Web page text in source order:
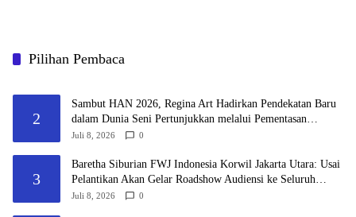
Pilihan Pembaca
2
Sambut HAN 2026, Regina Art Hadirkan Pendekatan Baru
dalam Dunia Seni Pertunjukkan melalui Pementasan
Fantasy Land
Juli 8, 2026 0
3
Baretha Siburian FWJ Indonesia Korwil Jakarta Utara: Usai
Pelantikan Akan Gelar Roadshow Audiensi ke Seluruh
Pemangku Kepentingan
Juli 8, 2026 0